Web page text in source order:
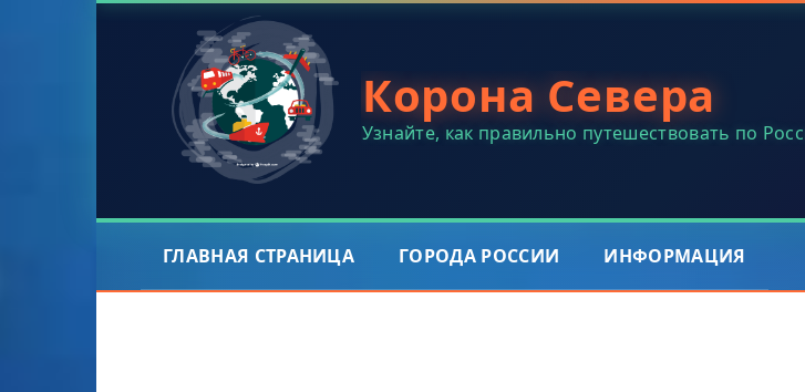
Корона Севера
Узнайте, как правильно путешествовать по
ГЛАВНАЯ СТРАНИЦА ГОРОДА РОССИИ ИНФОРМАЦИЯ